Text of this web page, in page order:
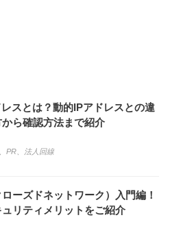
スとは？動的IPアドレスとの違
ら確認方法まで紹介
PR 法人回線
ーズドネットワーク）入門編！
リティメリットをご紹介